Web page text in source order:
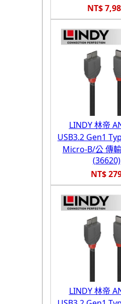
NT$
LINDY 林帝
USB3.2 Gen1
Micro-B/公 傳
(36620)
NT$
LINDY 林帝